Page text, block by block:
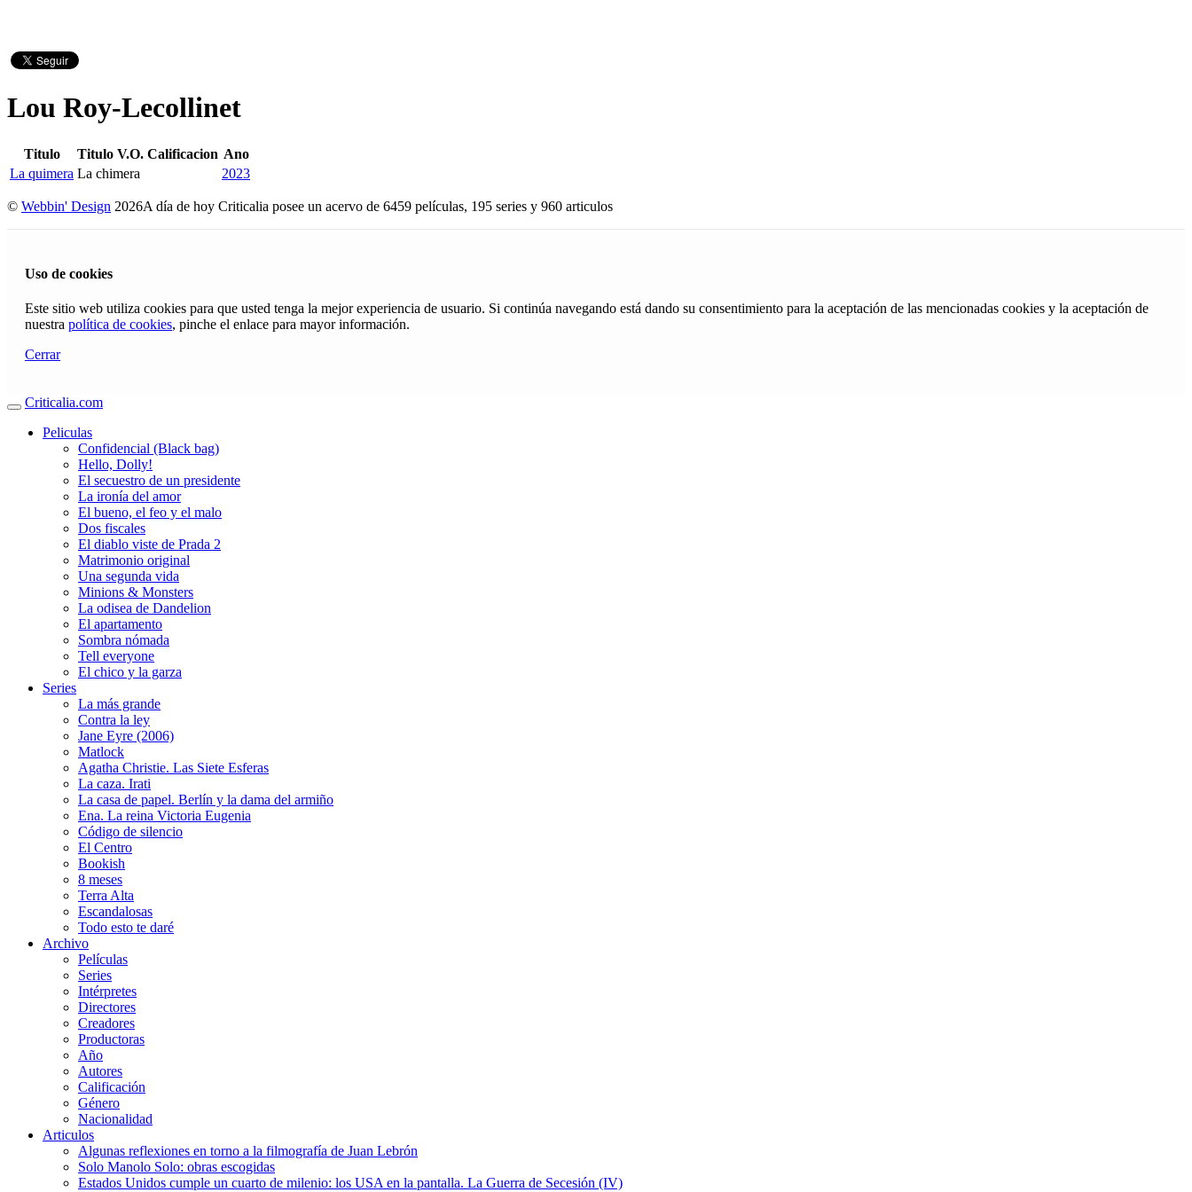
Lou Roy-Lecollinet
Titulo Titulo V.O. Calificacion Ano
La quimera La chimera 2023
© Webbin' Design 2026A día de hoy Criticalia posee un acervo de 6459 películas, 195 series y 960 articulos
Uso de cookies
Este sitio web utiliza cookies para que usted tenga la mejor experiencia de usuario. Si continúa navegando está dando su consentimiento para la aceptación de las mencionadas cookies y la aceptación de
nuestra política de cookies, pinche el enlace para mayor información.
Cerrar
Criticalia.com
Peliculas
Confidencial (Black bag)
Hello, Dolly!
El secuestro de un presidente
La ironía del amor
El bueno, el feo y el malo
Dos fiscales
El diablo viste de Prada 2
Matrimonio original
Una segunda vida
Minions & Monsters
La odisea de Dandelion
El apartamento
Sombra nómada
Tell everyone
El chico y la garza
Series
La más grande
Contra la ley
Jane Eyre (2006)
Matlock
Agatha Christie. Las Siete Esferas
La caza. Irati
La casa de papel. Berlín y la dama del armiño
Ena. La reina Victoria Eugenia
Código de silencio
El Centro
Bookish
8 meses
Terra Alta
Escandalosas
Todo esto te daré
Archivo
Películas
Series
Intérpretes
Directores
Creadores
Productoras
Año
Autores
Calificación
Género
Nacionalidad
Articulos
Algunas reflexiones en torno a la filmografía de Juan Lebrón
Solo Manolo Solo: obras escogidas
Estados Unidos cumple un cuarto de milenio: los USA en la pantalla. La Guerra de Secesión (IV)